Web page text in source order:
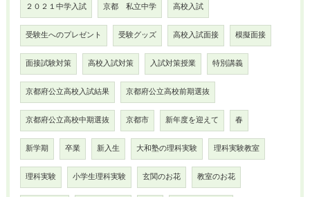
２０２１中学入試 京都 私立中学 高校入試
受験生へのプレゼント 受験グッズ 高校入試面接 模擬面接
面接試験対策 高校入試対策 入試対策授業 特別講義
京都府公立高校入試結果 京都府公立高校前期選抜
京都府公立高校中期選抜 京都市 新年度を迎えて 春
新学期 卒業 新入生 大和塾の理科実験 理科実験教室
理科実験 小学生理科実験 玄関のお花 教室のお花